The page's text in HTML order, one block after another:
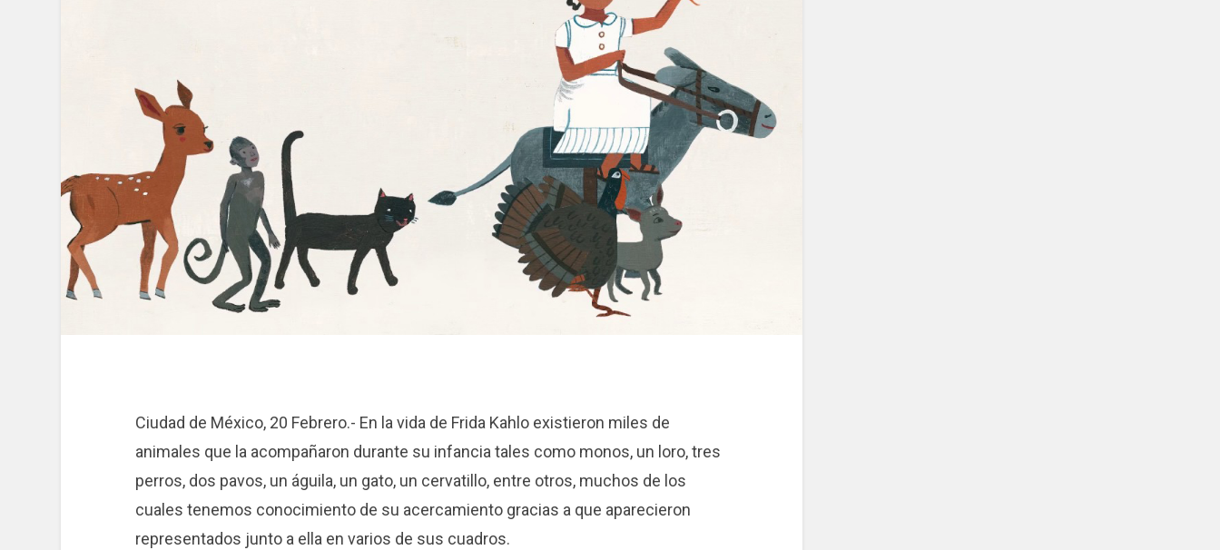
Ciudad de México, 20 Febrero.- En la vida de Frida Kahlo existieron miles de
animales que la acompañaron durante su infancia tales como monos, un loro, tres
perros, dos pavos, un águila, un gato, un cervatillo, entre otros, muchos de los
cuales tenemos conocimiento de su acercamiento gracias a que aparecieron
representados junto a ella en varios de sus cuadros.